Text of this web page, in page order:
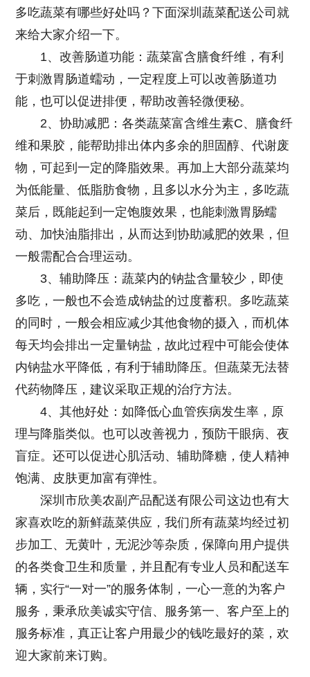
多吃蔬菜有哪些好处吗？下面深圳蔬菜配送公司就
来给大家介绍一下。
1、改善肠道功能：蔬菜富含膳食纤维，有利
于刺激胃肠道蠕动，一定程度上可以改善肠道功
能，也可以促进排便，帮助改善轻微便秘。
2、协助减肥：各类蔬菜富含维生素C、膳食纤
维和果胶，能帮助排出体内多余的胆固醇、代谢废
物，可起到一定的降脂效果。再加上大部分蔬菜均
为低能量、低脂肪食物，且多以水分为主，多吃蔬
菜后，既能起到一定饱腹效果，也能刺激胃肠蠕
动、加快油脂排出，从而达到协助减肥的效果，但
一般需配合合理运动。
3、辅助降压：蔬菜内的钠盐含量较少，即使
多吃，一般也不会造成钠盐的过度蓄积。多吃蔬菜
的同时，一般会相应减少其他食物的摄入，而机体
每天均会排出一定量钠盐，故此过程中可能会使体
内钠盐水平降低，有利于辅助降压。但蔬菜无法替
代药物降压，建议采取正规的治疗方法。
4、其他好处：如降低心血管疾病发生率，原
理与降脂类似。也可以改善视力，预防干眼病、夜
盲症。还可以促进心肌活动、辅助降糖，使人精神
饱满、皮肤更加富有弹性。
深圳市欣美农副产品配送有限公司这边也有大
家喜欢吃的新鲜蔬菜供应，我们所有蔬菜均经过初
步加工、无黄叶，无泥沙等杂质，保障向用户提供
的各类食卫生和质量，并且配有专业人员和配送车
辆，实行“一对一”的服务体制，一心一意的为客户
服务，秉承欣美诚实守信、服务第一、客户至上的
服务标准，真正让客户用最少的钱吃最好的菜，欢
迎大家前来订购。